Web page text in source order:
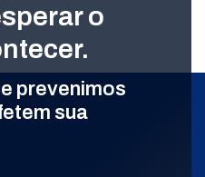
o
prevenimos
sua